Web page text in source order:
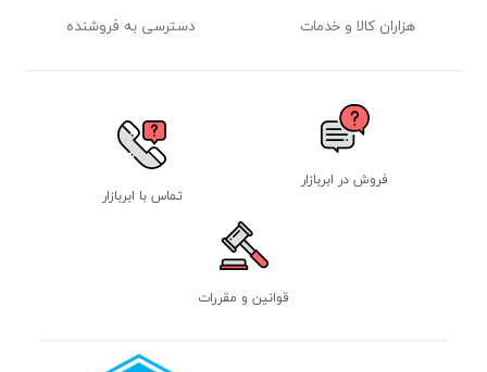
هزاران کالا و خدمات دسترسی به فروشنده
فروش در ابربازار
تماس با ابربازار
قوانین و مقررات